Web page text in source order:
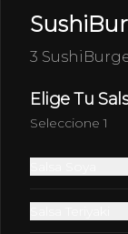
3
Elige Tu
Seleccione 1